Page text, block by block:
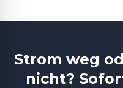
Strom weg
nicht?